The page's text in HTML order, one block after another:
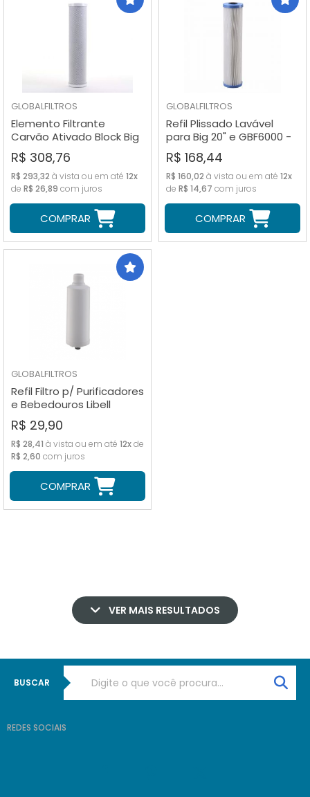
GLOBALFILTROS
Elemento Filtrante
Carvão Ativado Block Big
20" - 40 micras
R$ 308,76
R$ 293,32 à vista ou em até 12x
de R$ 26,89 com juros
COMPRAR
GLOBALFILTROS
Refil Plissado Lavável
para Big 20" e GBF6000 -
30 Micras
R$ 168,44
R$ 160,02 à vista ou em até 12x
de R$ 14,67 com juros
COMPRAR
GLOBALFILTROS
Refil Filtro p/ Purificadores
e Bebedouros Libell
Acqua Flex
R$ 29,90
R$ 28,41 à vista ou em até 12xde
R$ 2,60 com juros
COMPRAR
VER MAIS RESULTADOS
BUSCAR
REDES SOCIAIS